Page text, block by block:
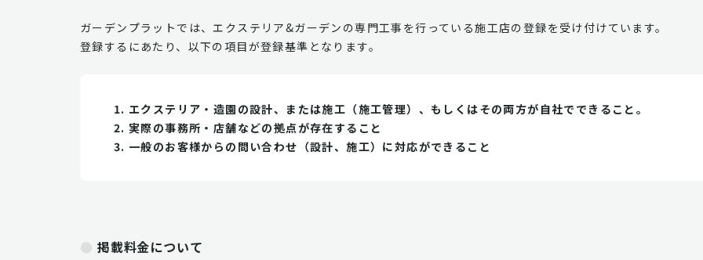
ガーデンプラットでは、エクステリア&ガーデンの専門工事を行っている施工店の登録を受け付けています。
登録するにあたり、以下の項目が登録基準となります。
エクステリア・造園の設計、または施工（施工管理）、もしくはその両方が自社でできること。
実際の事務所・店舗などの拠点が存在すること
一般のお客様からの問い合わせ（設計、施工）に対応ができること
掲載料金について